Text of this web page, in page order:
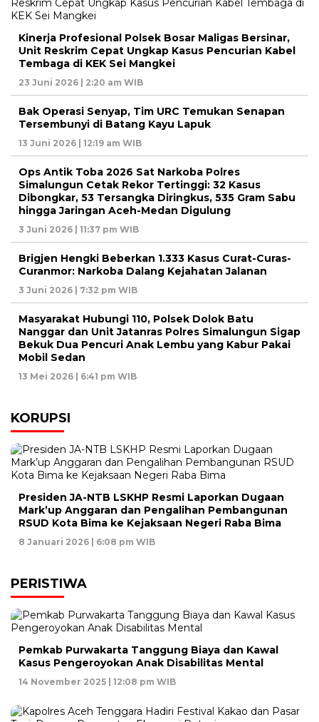
Kinerja Profesional Polsek Bosar Maligas Bersinar,
Unit Reskrim Cepat Ungkap Kasus Pencurian Kabel
Tembaga di KEK Sei Mangkei
23 Juni 2026 | 2:20 am WIB
Bak Operasi Senyap, Tim URC Temukan Senapan
Tersembunyi di Batang Kayu Lapuk
13 Juni 2026 | 12:19 am WIB
Ops Antik Toba 2026 Sat Narkoba Polres
Simalungun Cetak Rekor Tertinggi: 32 Kasus
Dibongkar, 53 Tersangka Diringkus, 535 Gram Sabu
hingga Jaringan Aceh-Medan Digulung
3 Juni 2026 | 11:37 pm WIB
Brigjen Hengki Beberkan 1.333 Kasus Curat-Curas-
Curanmor: Narkoba Dalang Kejahatan Jalanan
3 Juni 2026 | 7:32 pm WIB
Masyarakat Hubungi 110, Polsek Dolok Batu
Nanggar dan Unit Jatanras Polres Simalungun Sigap
Bekuk Dua Pencuri Anak Lembu yang Kabur Pakai
Mobil Sedan
13 Mei 2026 | 6:41 pm WIB
KORUPSI
Presiden JA-NTB LSKHP Resmi Laporkan Dugaan
Mark’up Anggaran dan Pengalihan Pembangunan
RSUD Kota Bima ke Kejaksaan Negeri Raba Bima
8 Januari 2026 | 6:08 pm WIB
PERISTIWA
Pemkab Purwakarta Tanggung Biaya dan Kawal
Kasus Pengeroyokan Anak Disabilitas Mental
14 November 2025 | 12:08 pm WIB